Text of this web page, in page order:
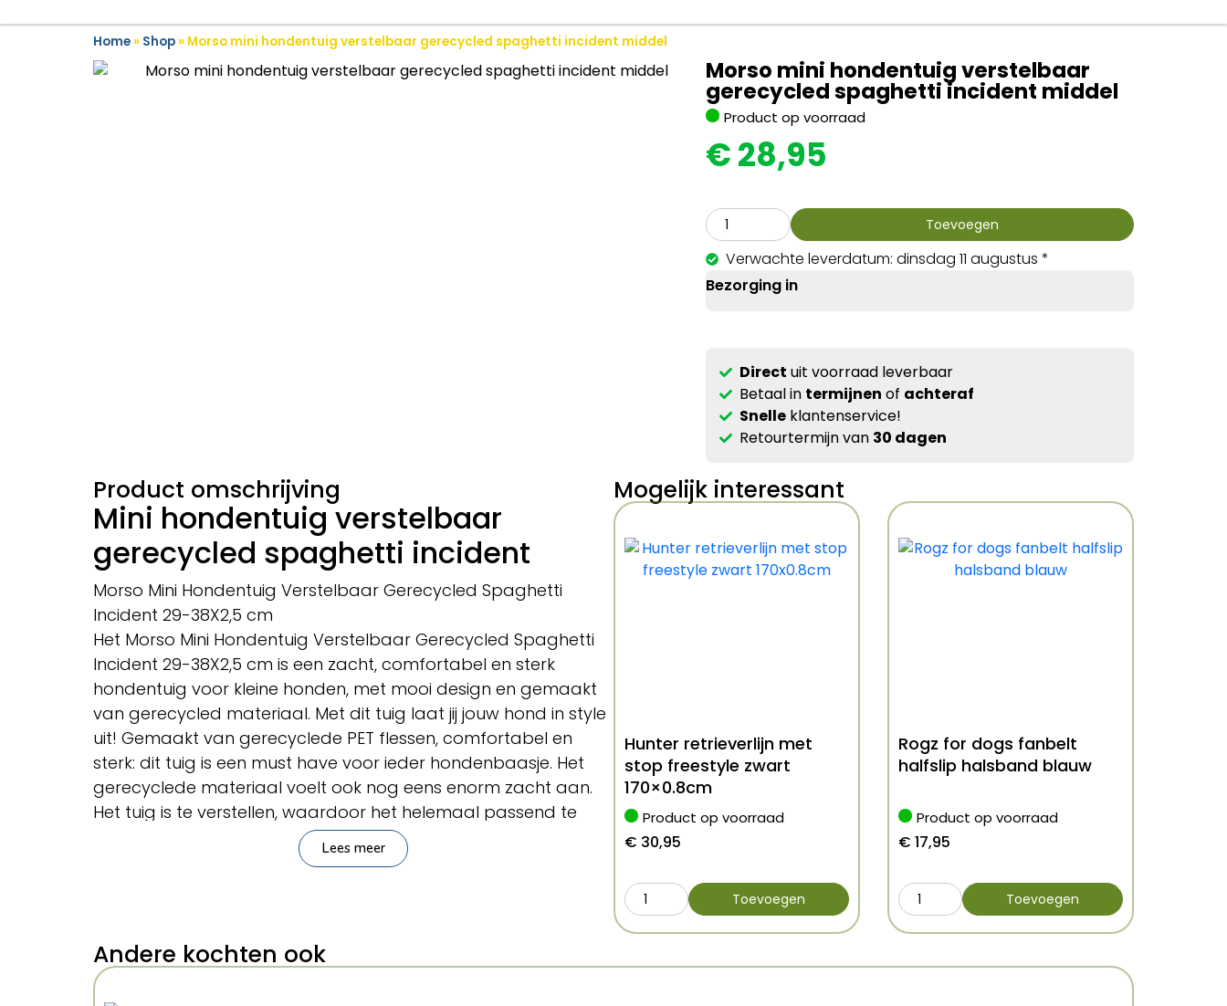
Home» Shop» Morso mini hondentuig verstelbaar gerecycled spaghetti incident middel
Morso mini hondentuig verstelbaar
gerecycled spaghetti incident middel
Product op voorraad
€28,95
Toevoegen
Verwachte leverdatum: dinsdag 11 augustus *
Bezorging in
Direct uit voorraad leverbaar
Betaal in termijnen of achteraf
Snelle klantenservice!
Retourtermijn van 30 dagen
Product omschrijving
Mini hondentuig verstelbaar
gerecycled spaghetti incident
Morso Mini Hondentuig Verstelbaar Gerecycled Spaghetti
Incident 29-38X2,5 cm
Het Morso Mini Hondentuig Verstelbaar Gerecycled Spaghetti
Incident 29-38X2,5 cm is een zacht, comfortabel en sterk
hondentuig voor kleine honden, met mooi design en gemaakt
van gerecycled materiaal. Met dit tuig laat jij jouw hond in style
uit! Gemaakt van gerecyclede PET flessen, comfortabel en
sterk: dit tuig is een must have voor ieder hondenbaasje. Het
gerecyclede materiaal voelt ook nog eens enorm zacht aan.
Het tuig is te verstellen, waardoor het helemaal passend te
maken is voor jouw hond. Het tuigje is te wassen op 40 graden
– Te verstellen
– Voelt zacht aan
– Te wassen op 40 graden Celsius
Lees meer
Mogelijk interessant
Hunter retrieverlijn met
stop freestyle zwart
170×0.8cm
Product op voorraad
€ 30,95
Toevoegen
Rogz for dogs fanbelt
halfslip halsband blauw
Product op voorraad
€ 17,95
Toevoegen
Andere kochten ook